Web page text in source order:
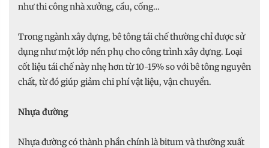
như thi công nhà xưởng, cầu, cống…
Trong ngành xây dựng, bê tông tái chế thường chỉ được sử
dụng như một lớp nền phụ cho công trình xây dựng. Loại
cốt liệu tái chế này nhẹ hơn từ 10-15% so với bê tông nguyên
chất, từ đó giúp giảm chi phí vật liệu, vận chuyển.
Nhựa đường
Nhựa đường có thành phần chính là bitum và thường xuất